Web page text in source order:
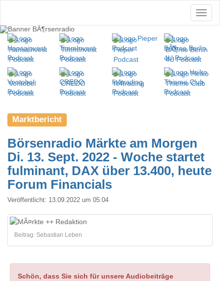
Marktbericht
Börsenradio Märkte am Morgen
Di. 13. Sept. 2022 - Woche startet
fulminant, DAX über 13.400, heute
Forum Financials
Veröffentlicht: 13.09.2022 um 05:04
Beitrag: Sebastian Leben
Schön, dass Sie sich für unsere Audiobeiträge